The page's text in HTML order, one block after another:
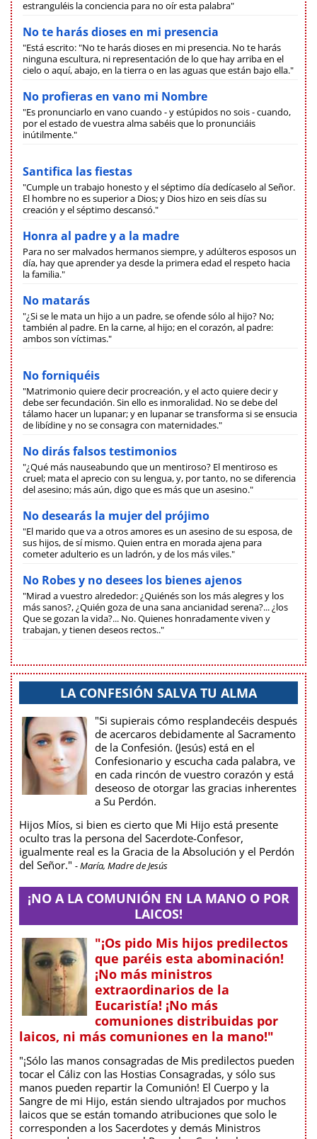
estranguléis la conciencia para no oír esta palabra"
No te harás dioses en mi presencia
"Está escrito: "No te harás dioses en mi presencia. No te harás
ninguna escultura, ni representación de lo que hay arriba en el
cielo o aquí, abajo, en la tierra o en las aguas que están bajo ella."
No profieras en vano mi Nombre
"Es pronunciarlo en vano cuando - y estúpidos no sois - cuando,
por el estado de vuestra alma sabéis que lo pronunciáis
inútilmente."
Santifica las fiestas
"Cumple un trabajo honesto y el séptimo día dedícaselo al Señor.
El hombre no es superior a Dios; y Dios hizo en seis días su
creación y el séptimo descansó."
Honra al padre y a la madre
Para no ser malvados hermanos siempre, y adúlteros esposos un
día, hay que aprender ya desde la primera edad el respeto hacia
la familia."
No matarás
"¿Si se le mata un hijo a un padre, se ofende sólo al hijo? No;
también al padre. En la carne, al hijo; en el corazón, al padre:
ambos son víctimas."
No forniquéis
"Matrimonio quiere decir procreación, y el acto quiere decir y
debe ser fecundación. Sin ello es inmoralidad. No se debe del
tálamo hacer un lupanar; y en lupanar se transforma si se ensucia
de libídine y no se consagra con maternidades."
No dirás falsos testimonios
"¿Qué más nauseabundo que un mentiroso? El mentiroso es
cruel; mata el aprecio con su lengua, y, por tanto, no se diferencia
del asesino; más aún, digo que es más que un asesino."
No desearás la mujer del prójimo
"El marido que va a otros amores es un asesino de su esposa, de
sus hijos, de sí mismo. Quien entra en morada ajena para
cometer adulterio es un ladrón, y de los más viles."
No Robes y no desees los bienes ajenos
"Mirad a vuestro alrededor: ¿Quiénés son los más alegres y los
más sanos?, ¿Quién goza de una sana ancianidad serena?... ¿los
Que se gozan la vida?... No. Quienes honradamente viven y
trabajan, y tienen deseos rectos.."
LA CONFESIÓN SALVA TU ALMA
"Si supierais cómo resplandecéis después
de acercaros debidamente al Sacramento
de la Confesión. (Jesús) está en el
Confesionario y escucha cada palabra, ve
en cada rincón de vuestro corazón y está
deseoso de otorgar las gracias inherentes
a Su Perdón.
Hijos Míos, si bien es cierto que Mi Hijo está presente
oculto tras la persona del Sacerdote-Confesor,
igualmente real es la Gracia de la Absolución y el Perdón
del Señor." - María, Madre de Jesús
¡NO A LA COMUNIÓN EN LA MANO O POR
LAICOS!
"¡Os pido Mis hijos predilectos
que paréis esta abominación!
¡No más ministros
extraordinarios de la
Eucaristía! ¡No más
comuniones distribuidas por
laicos, ni más comuniones en la mano!"
"¡Sólo las manos consagradas de Mis predilectos pueden
tocar el Cáliz con las Hostias Consagradas, y sólo sus
manos pueden repartir la Comunión! El Cuerpo y la
Sangre de mi Hijo, están siendo ultrajados por muchos
laicos que se están tomando atribuciones que solo le
corresponden a los Sacerdotes y demás Ministros